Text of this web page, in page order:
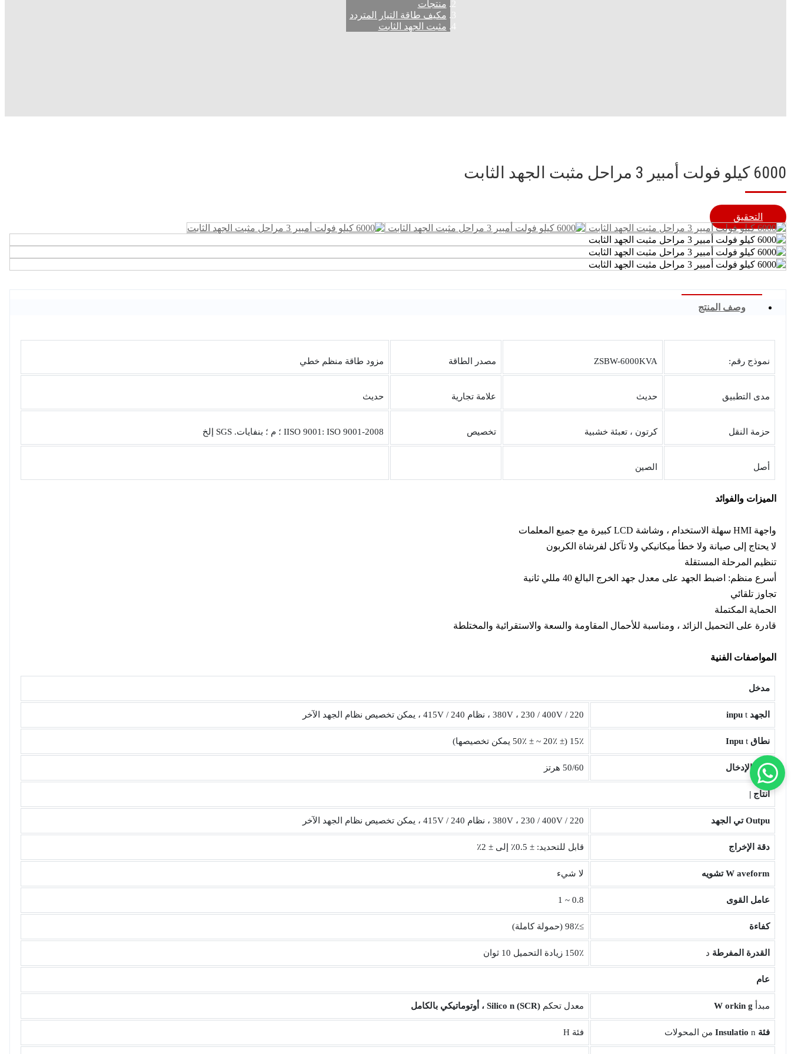
منتجات
مكيف طاقة التيار المتردد
مثبت الجهد الثابت
6000 كيلو فولت أمبير 3 مراحل مثبت الجهد الثابت
التحقيق
وصف المنتج
نموذج رقم: ZSBW-6000KVA مصدر الطاقة مزود طاقة منظم خطي
مدى التطبيق حديث علامة تجارية حديث
حزمة النقل كرتون ، تعبئة خشبية تخصيص IISO 9001: ISO 9001-2008 ؛ م ؛ بنفايات. SGS إلخ
أصل الصين
الميزات والفوائد
واجهة HMI سهلة الاستخدام ، وشاشة LCD كبيرة مع جميع المعلمات
لا يحتاج إلى صيانة ولا خطأ ميكانيكي ولا تآكل لفرشاة الكربون
تنظيم المرحلة المستقلة
أسرع منظم: اضبط الجهد على معدل جهد الخرج البالغ 40 مللي ثانية
تجاوز تلقائي
الحماية المكتملة
قادرة على التحميل الزائد ، ومناسبة للأحمال المقاومة والسعة والاستقرائية والمختلطة
المواصفات الفنية
مدخل
الجهد inpu t 220 / 380V ، 230 / 400V ، نظام 240 / 415V ، يمكن تخصيص نظام الجهد الآخر
نطاق Inpu t 15٪ (± 20٪ ~ ± 50٪ يمكن تخصيصها)
تردد الإدخال 50/60 هرتز
انتاج |
Outpu تي الجهد 220 / 380V ، 230 / 400V ، نظام 240 / 415V ، يمكن تخصيص نظام الجهد الآخر
دقة الإخراج قابل للتحديد: ± 0.5٪ إلى ± 2٪
W aveform تشويه لا شيء
عامل القوى 0.8 ~ 1
كفاءة ≥98٪ (حمولة كاملة)
القدرة المفرطة د 150٪ زيادة التحميل 10 ثوان
عام
مبدأ W orkin g معدل تحكم Silico n (SCR) ، أوتوماتيكي بالكامل
فئة Insulatio n من المحولات فئة H